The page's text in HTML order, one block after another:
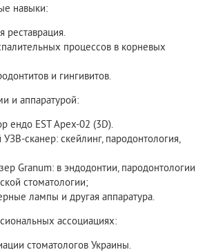
навыки:
реставрация.
процессов в корневых
и гингивитов.
и аппаратурой:
ендо ЕЅТ Apex-02 (3D).
сканер: скейлинг, пародонтология,
Granum: в эндодонтии, пародонтологии
стоматологии;
лампы и другая аппаратура.
ассоциациях:
стоматологов Украины.